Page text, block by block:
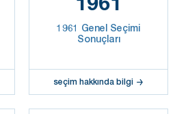
1961 Genel Seçimi
Sonuçları
seçim hakkında bilgi